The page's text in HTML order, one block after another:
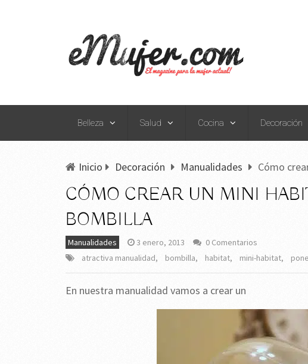
Belleza Salud Cocina Decoración
Inicio Decoración Manualidades Cómo
CÓMO CREAR UN MINI
BOMBILLA
Manualidades 3 enero, 2013
0 Comentarios
atractiva manualidad, bombilla, habitat, mini-habitat,
En nuestra manualidad vamos a crear un